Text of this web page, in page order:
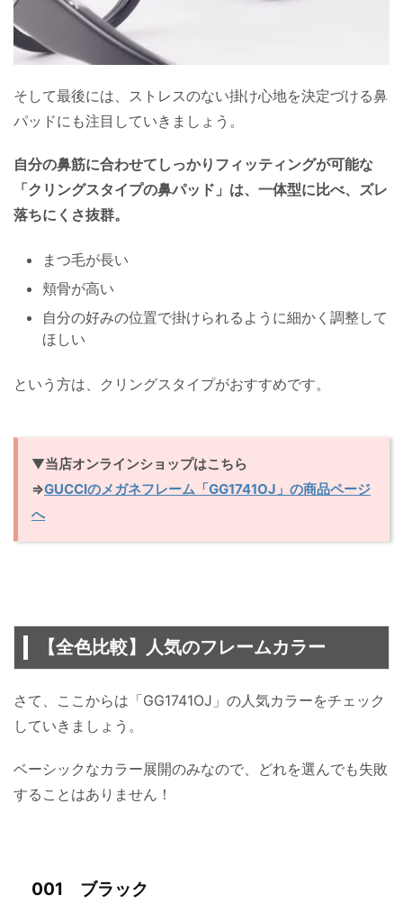
そして最後には、ストレスのない掛け心地を決定づける鼻
パッドにも注目していきましょう。
自分の鼻筋に合わせてしっかりフィッティングが可能な
「クリングスタイプの鼻パッド」は、一体型に比べ、ズレ
落ちにくさ抜群。
まつ毛が長い
頬骨が高い
自分の好みの位置で掛けられるように細かく調整して
ほしい
という方は、クリングスタイプがおすすめです。
▼当店オンラインショップはこちら
⇒GUCCIのメガネフレーム「GG1741OJ」の商品ページ
へ
【全色比較】人気のフレームカラー
さて、ここからは「GG1741OJ」の人気カラーをチェック
していきましょう。
ベーシックなカラー展開のみなので、どれを選んでも失敗
することはありません！
001 ブラック